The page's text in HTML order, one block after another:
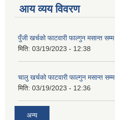
आय व्यय विवरण
पुँजी खर्चको फाटवारी फाल्गुन मसान्त सम्म
मिति: 03/19/2023 - 12:38
चालु खर्चको फाटवारी फाल्गुन मसान्त सम्म
मिति: 03/19/2023 - 12:36
अन्य